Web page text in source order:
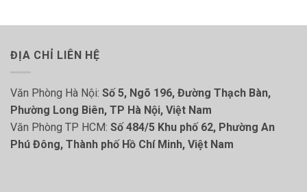
ĐỊA CHỈ LIÊN HỆ
Văn Phòng Hà Nội: Số 5, Ngõ 196, Đường Thạch Bàn,
Phường Long Biên, TP Hà Nội, Việt Nam
Văn Phòng TP HCM: Số 484/5 Khu phố 62, Phường An
Phú Đông, Thành phố Hồ Chí Minh, Việt Nam